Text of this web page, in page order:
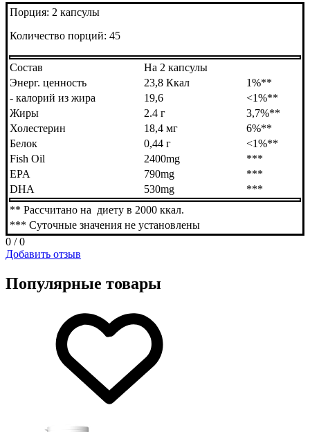
Порция: 2 капсулы
Количество порций: 45
Состав
На 2 капсулы
Энерг. ценность
23,8 Ккал
1%**
- калорий из жира
19,6
<1%**
Жиры
2.4 г
3,7%**
Холестерин
18,4 мг
6%**
Белок
0,44 г
<1%**
Fish Oil
2400mg
***
EPA
790mg
***
DHA
530mg
***
** Рассчитано на диету в 2000 ккал.
*** Суточные значения не установлены
0 / 0
Добавить отзыв
Популярные товары